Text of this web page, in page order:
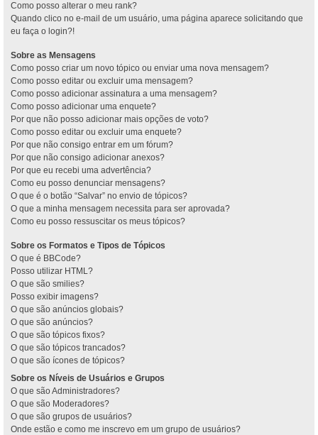
Como posso alterar o meu rank?
Quando clico no e-mail de um usuário, uma página aparece solicitando que
eu faça o login?!
Sobre as Mensagens
Como posso criar um novo tópico ou enviar uma nova mensagem?
Como posso editar ou excluir uma mensagem?
Como posso adicionar assinatura a uma mensagem?
Como posso adicionar uma enquete?
Por que não posso adicionar mais opções de voto?
Como posso editar ou excluir uma enquete?
Por que não consigo entrar em um fórum?
Por que não consigo adicionar anexos?
Por que eu recebi uma advertência?
Como eu posso denunciar mensagens?
O que é o botão “Salvar” no envio de tópicos?
O que a minha mensagem necessita para ser aprovada?
Como eu posso ressuscitar os meus tópicos?
Sobre os Formatos e Tipos de Tópicos
O que é BBCode?
Posso utilizar HTML?
O que são smilies?
Posso exibir imagens?
O que são anúncios globais?
O que são anúncios?
O que são tópicos fixos?
O que são tópicos trancados?
O que são ícones de tópicos?
Sobre os Níveis de Usuários e Grupos
O que são Administradores?
O que são Moderadores?
O que são grupos de usuários?
Onde estão e como me inscrevo em um grupo de usuários?